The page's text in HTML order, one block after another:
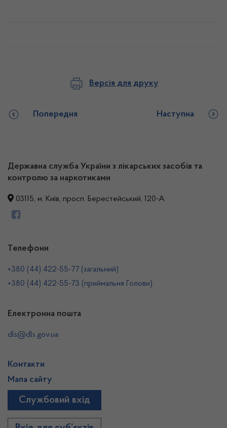
Версія для друку
Попередня Наступна
Державна служба України з лікарських засобів та
контролю за наркотиками
03115, м. Київ, просп. Берестейський, 120-А
Телефони
+380 (44) 422-55-77 (загальний)
+380 (44) 422-55-73 (приймальня Голови)
Електронна пошта
dls@dls.gov.ua
Контакти
Мапа сайту
Службовий вхід